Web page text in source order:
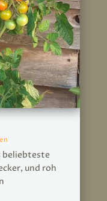
beliebteste
und roh